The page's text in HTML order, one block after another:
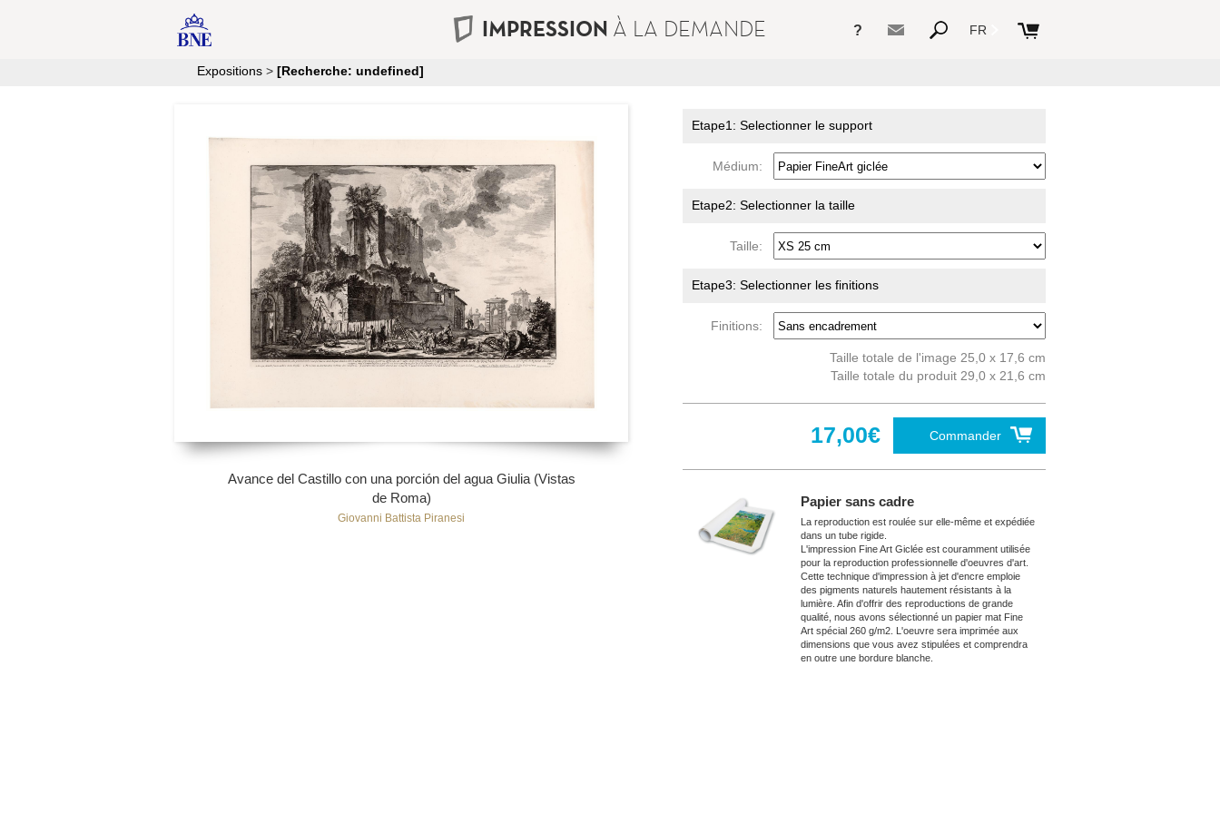
? FR
IMPRESSION À LA DEMANDE
Expositions > [Recherche: undefined]
Avance del Castillo con una porción del agua Giulia (Vistas
de Roma)
Giovanni Battista Piranesi
Etape1: Selectionner le support
Médium:
Etape2: Selectionner la taille
Taille:
Etape3: Selectionner les finitions
Finitions:
Taille totale de l'image 25,0 x 17,6 cm
Taille totale du produit 29,0 x 21,6 cm
Commander
17,00€
Papier sans cadre
La reproduction est roulée sur elle-même et expédiée
dans un tube rigide.
L'impression Fine Art Giclée est couramment utilisée
pour la reproduction professionnelle d'oeuvres d'art.
Cette technique d'impression à jet d'encre emploie
des pigments naturels hautement résistants à la
lumière. Afin d'offrir des reproductions de grande
qualité, nous avons sélectionné un papier mat Fine
Art spécial 260 g/m2. L'oeuvre sera imprimée aux
dimensions que vous avez stipulées et comprendra
en outre une bordure blanche.